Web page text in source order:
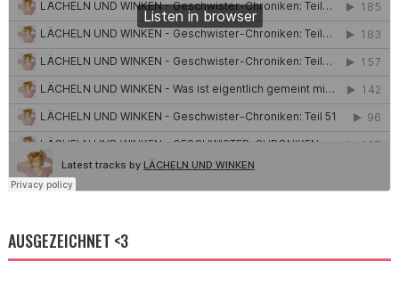
AUSGEZEICHNET <3